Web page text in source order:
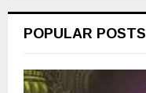
POPULAR POSTS